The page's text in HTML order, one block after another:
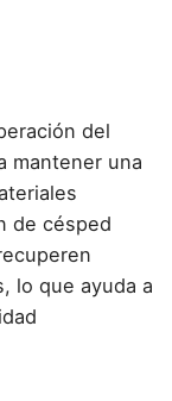
del
mantener una
de césped
lo que ayuda a